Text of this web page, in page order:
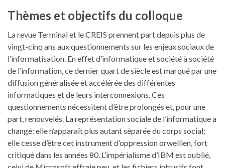
Thèmes et objectifs du colloque
La revue Terminal et le CREIS prennent part depuis plus de
vingt-cinq ans aux questionnements sur les enjeux sociaux de
l’informatisation. En effet d’informatique et société à société
de l’information, ce dernier quart de siècle est marqué par une
diffusion généralisée et accélérée des différentes
informatiques et de leurs interconnexions. Ces
questionnements nécessitent d’être prolongés et, pour une
part, renouvelés. La représentation sociale de l’informatique a
changé: elle n’apparaît plus autant séparée du corps social;
elle cesse d’être cet instrument d’oppression orwellien, fort
critiqué dans les années 80. L’impérialisme d’IBM est oublié,